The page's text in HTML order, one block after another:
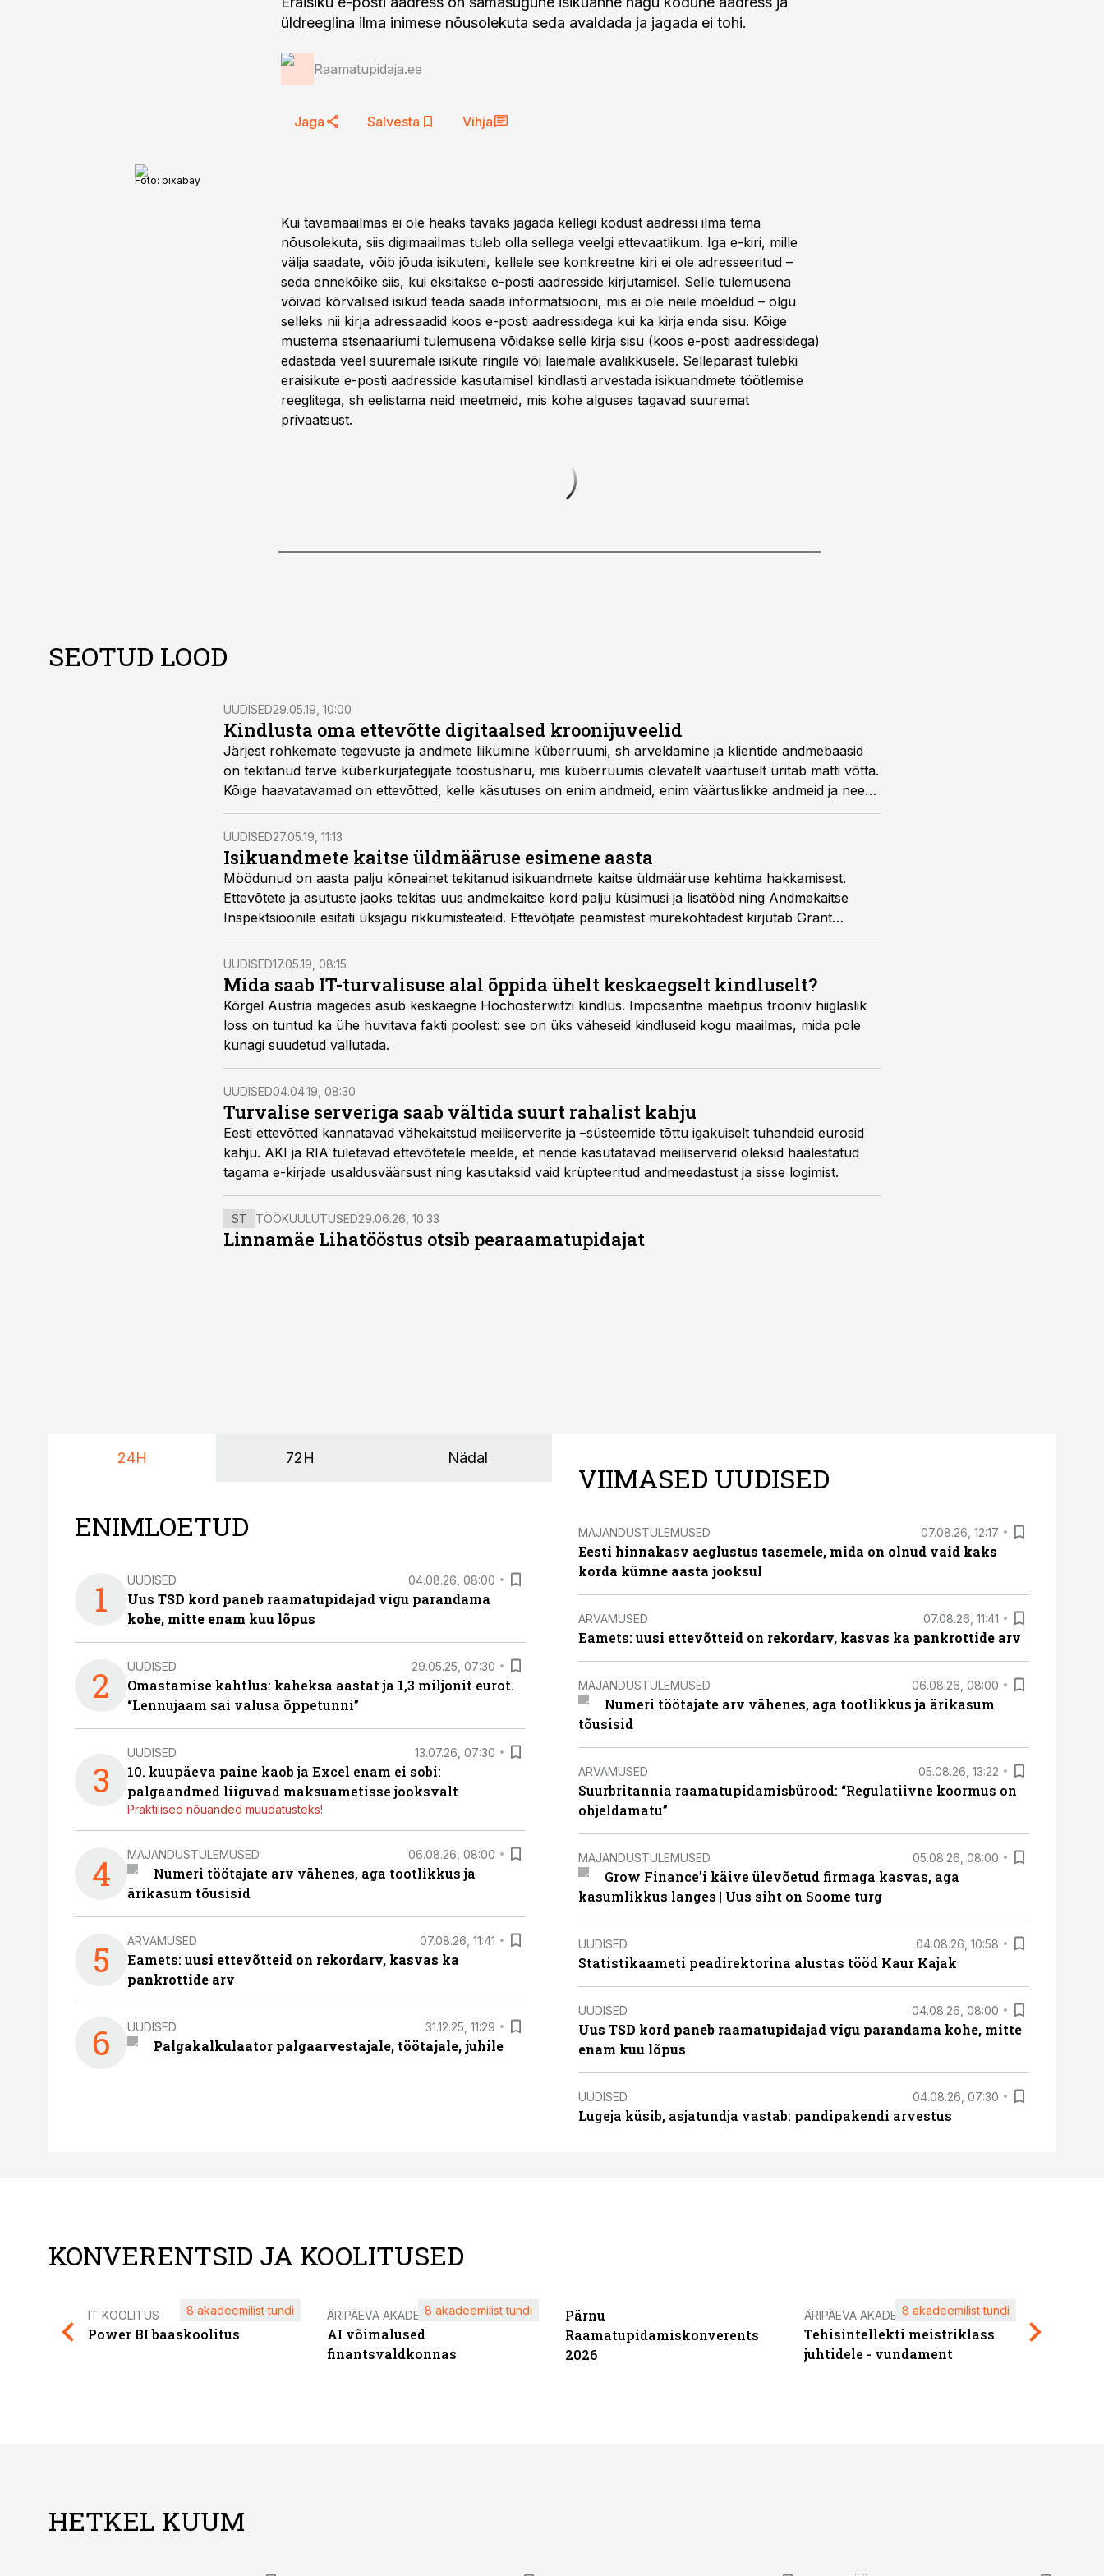
üldreeglina ilma inimese nõusolekuta seda avaldada ja jagada ei tohi.
Raamatupidaja.ee
Jaga Salvesta Vihja
Foto: pixabay
Kui tavamaailmas ei ole heaks tavaks jagada kellegi kodust aadressi ilma tema
nõusolekuta, siis digimaailmas tuleb olla sellega veelgi ettevaatlikum. Iga e-kiri, mille
välja saadate, võib jõuda isikuteni, kellele see konkreetne kiri ei ole adresseeritud –
seda ennekõike siis, kui eksitakse e-posti aadresside kirjutamisel. Selle tulemusena
võivad kõrvalised isikud teada saada informatsiooni, mis ei ole neile mõeldud – olgu
selleks nii kirja adressaadid koos e-posti aadressidega kui ka kirja enda sisu. Kõige
mustema stsenaariumi tulemusena võidakse selle kirja sisu (koos e-posti aadressidega)
edastada veel suuremale isikute ringile või laiemale avalikkusele. Sellepärast tulebki
eraisikute e-posti aadresside kasutamisel kindlasti arvestada isikuandmete töötlemise
reeglitega, sh eelistama neid meetmeid, mis kohe alguses tagavad suuremat
privaatsust.
SEOTUD LOOD
UUDISED29.05.19, 10:00
Kindlusta oma ettevõtte digitaalsed kroonijuveelid
Järjest rohkemate tegevuste ja andmete liikumine küberruumi, sh arveldamine ja klientide andmebaasid
on tekitanud terve küberkurjategijate tööstusharu, mis küberruumis olevatelt väärtuselt üritab matti võtta.
Kõige haavatavamad on ettevõtted, kelle käsutuses on enim andmeid, enim väärtuslikke andmeid ja need,
kellel on puudulik küberhügieen, kirjutab Grant Thornton Balticu andmekaitsespetsialist Maili Torma.
UUDISED27.05.19, 11:13
Isikuandmete kaitse üldmääruse esimene aasta
Möödunud on aasta palju kõneainet tekitanud isikuandmete kaitse üldmääruse kehtima hakkamisest.
Ettevõtete ja asutuste jaoks tekitas uus andmekaitse kord palju küsimusi ja lisatööd ning Andmekaitse
Inspektsioonile esitati üksjagu rikkumisteateid. Ettevõtjate peamistest murekohtadest kirjutab Grant
Thornton Balticu õigusnõustaja Allan Kubu.
UUDISED17.05.19, 08:15
Mida saab IT-turvalisuse alal õppida ühelt keskaegselt kindluselt?
Kõrgel Austria mägedes asub keskaegne Hochosterwitzi kindlus. Imposantne mäetipus trooniv hiiglaslik
loss on tuntud ka ühe huvitava fakti poolest: see on üks väheseid kindluseid kogu maailmas, mida pole
kunagi suudetud vallutada.
UUDISED04.04.19, 08:30
Turvalise serveriga saab vältida suurt rahalist kahju
Eesti ettevõtted kannatavad vähekaitstud meiliserverite ja –süsteemide tõttu igakuiselt tuhandeid eurosid
kahju. AKI ja RIA tuletavad ettevõtetele meelde, et nende kasutatavad meiliserverid oleksid häälestatud
tagama e-kirjade usaldusväärsust ning kasutaksid vaid krüpteeritud andmeedastust ja sisse logimist.
ST TÖÖKUULUTUSED29.06.26, 10:33
Linnamäe Lihatööstus otsib pearaamatupidajat
24H 72H Nädal
ENIMLOETUD
1 UUDISED 04.08.26, 08:00
Uus TSD kord paneb raamatupidajad vigu parandama
kohe, mitte enam kuu lõpus
2 UUDISED 29.05.25, 07:30
Omastamise kahtlus: kaheksa aastat ja 1,3 miljonit eurot.
“Lennujaam sai valusa õppetunni”
3
UUDISED 13.07.26, 07:30
10. kuupäeva paine kaob ja Excel enam ei sobi:
palgaandmed liiguvad maksuametisse jooksvalt
Praktilised nõuanded muudatusteks!
4 MAJANDUSTULEMUSED 06.08.26, 08:00
Numeri töötajate arv vähenes, aga tootlikkus ja
ärikasum tõusisid
5 ARVAMUSED 07.08.26, 11:41
Eamets: uusi ettevõtteid on rekordarv, kasvas ka
pankrottide arv
6 UUDISED 31.12.25, 11:29
Palgakalkulaator palgaarvestajale, töötajale, juhile
VIIMASED UUDISED
MAJANDUSTULEMUSED 07.08.26, 12:17
Eesti hinnakasv aeglustus tasemele, mida on olnud vaid kaks
korda kümne aasta jooksul
ARVAMUSED 07.08.26, 11:41
Eamets: uusi ettevõtteid on rekordarv, kasvas ka pankrottide arv
MAJANDUSTULEMUSED 06.08.26, 08:00
Numeri töötajate arv vähenes, aga tootlikkus ja ärikasum
tõusisid
ARVAMUSED 05.08.26, 13:22
Suurbritannia raamatupidamisbürood: “Regulatiivne koormus on
ohjeldamatu”
MAJANDUSTULEMUSED 05.08.26, 08:00
Grow Finance’i käive ülevõetud firmaga kasvas, aga
kasumlikkus langes | Uus siht on Soome turg
UUDISED 04.08.26, 10:58
Statistikaameti peadirektorina alustas tööd Kaur Kajak
UUDISED 04.08.26, 08:00
Uus TSD kord paneb raamatupidajad vigu parandama kohe, mitte
enam kuu lõpus
UUDISED 04.08.26, 07:30
Lugeja küsib, asjatundja vastab: pandipakendi arvestus
KONVERENTSID JA KOOLITUSED
IT KOOLITUS
Power BI baaskoolitus
8 akadeemilist tundi ÄRIPÄEVA AKADEEMIA
AI võimalused
finantsvaldkonnas
8 akadeemilist tundi
Pärnu
Raamatupidamiskonverents
2026
ÄRIPÄEVA AKADEEMIA
Tehisintellekti meistriklass
juhtidele - vundament
8 akadeemilist tundi
HETKEL KUUM